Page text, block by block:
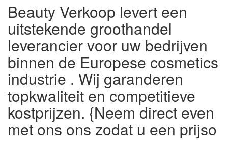
Beauty Verkoop levert een
uitstekende groothandel
leverancier voor uw bedrijven
binnen de Europese cosmetics
industrie . Wij garanderen
topkwaliteit en competitieve
kostprijzen. {Neem direct even
met ons ons zodat u een prijso